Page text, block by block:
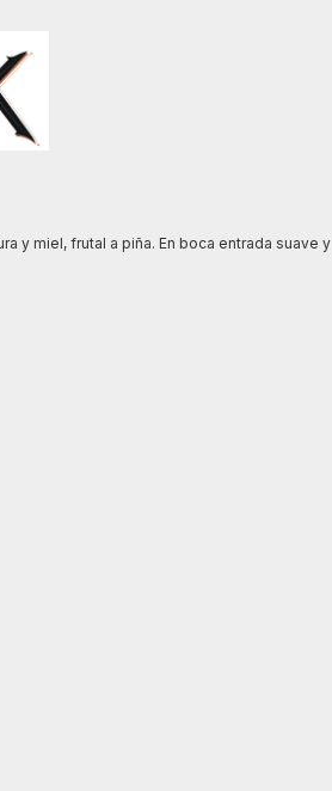
y miel, frutal a piña. En boca entrada suave y